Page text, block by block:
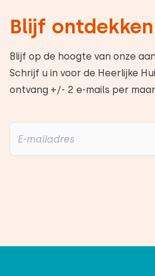
Blijf ontdekken
Blijf op de hoogte van onze
Schrijf u in voor de Heerlijke
ontvang +/- 2 e-mails per